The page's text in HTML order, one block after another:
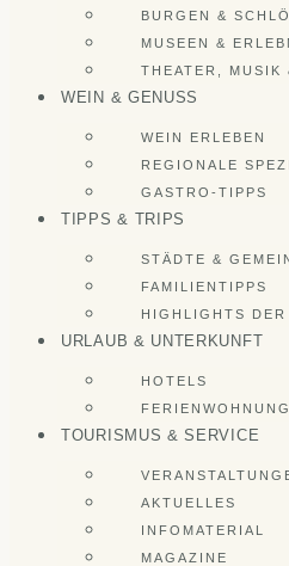
BURGEN &
MUSEEN &
THEATER, MUSIK
WEIN & GENUSS
WEIN ERLEBEN
REGIONALE
GASTRO-TIPPS
TIPPS & TRIPS
STÄDTE &
FAMILIENTIPPS
HIGHLIGHTS DER
URLAUB & UNTERKUNFT
HOTELS
TOURISMUS & SERVICE
AKTUELLES
INFOMATERIAL
MAGAZINE